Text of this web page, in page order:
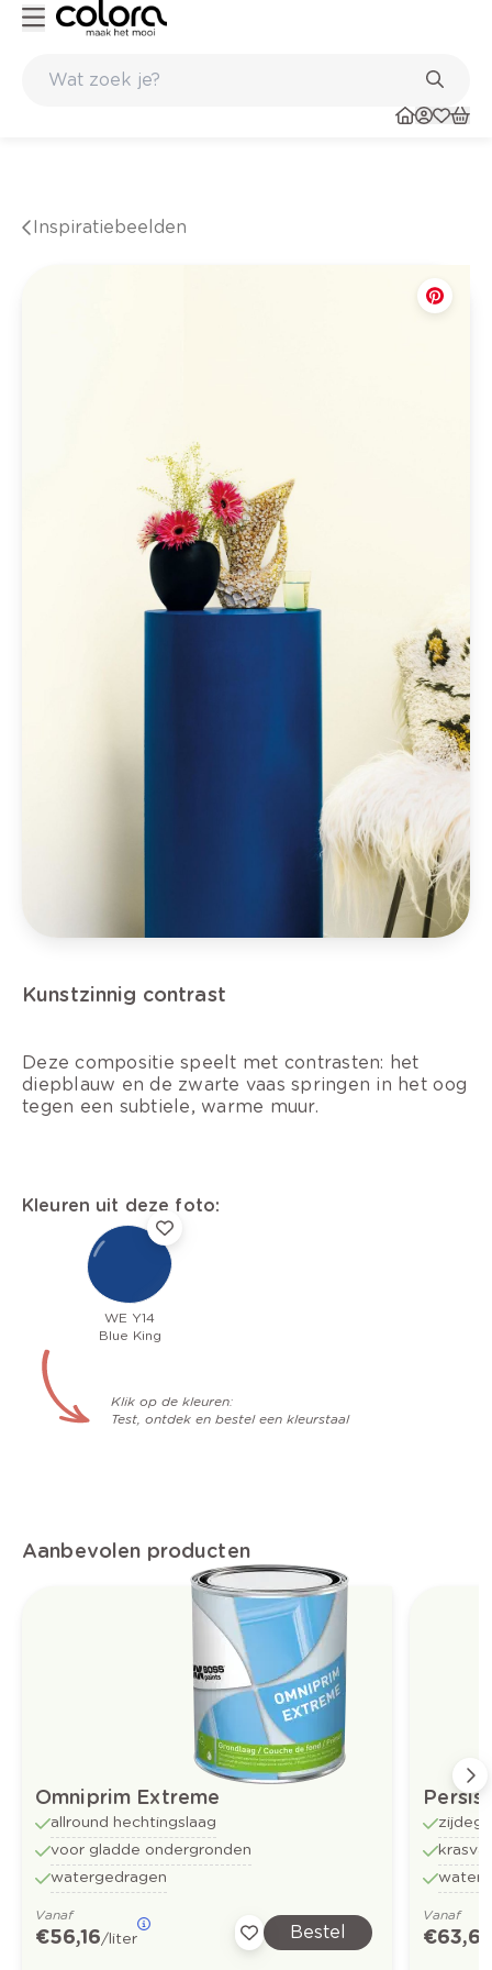
Inspiratiebeelden
Kunstzinnig contrast
Deze compositie speelt met contrasten: het
diepblauw en de zwarte vaas springen in het oog
tegen een subtiele, warme muur.
Kleuren uit deze foto:
WE Y14
Blue King
Klik op de kleuren:
Test, ontdek en bestel een kleurstaal
Aanbevolen producten
Omniprim Extreme
allround hechtingslaag
voor gladde ondergronden
watergedragen
Vanaf
€ 56,16/liter Bestel
Vanaf
€